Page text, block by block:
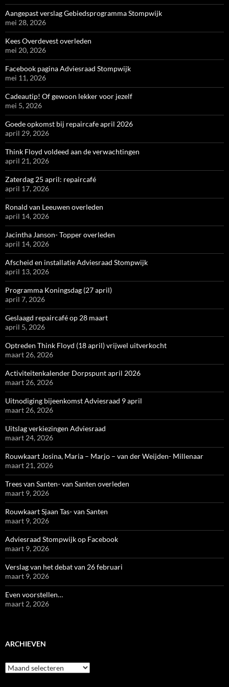
Aangepast verslag Gebiedsprogramma Stompwijk
mei 28, 2026
Kees Overdevest overleden
mei 20, 2026
Facebook pagina Adviesraad Stompwijk
mei 11, 2026
Cadeautip! Of gewoon lekker voor jezelf
mei 5, 2026
Goede opkomst bij repaircafe april 2026
april 29, 2026
Think Floyd voldeed aan de verwachtingen
april 21, 2026
Zaterdag 25 april: repaircafé
april 17, 2026
Ronald van Leeuwen overleden
april 14, 2026
Jacintha Janson- Topper overleden
april 14, 2026
Afscheid en installatie Adviesraad Stompwijk
april 13, 2026
Programma Koningsdag (27 april)
april 7, 2026
Geslaagd repaircafé op 28 maart
april 5, 2026
Optreden Think Floyd (18 april) vrijwel uitverkocht
maart 26, 2026
Activiteitenkalender Dorpspunt april 2026
maart 26, 2026
Uitnodiging bijeenkomst Adviesraad 9 april
maart 26, 2026
Uitslag verkiezingen Adviesraad
maart 24, 2026
Rouwkaart Josina, Maria – Marjo – van der Weijden- Millenaar
maart 21, 2026
Trees van Santen- van Santen overleden
maart 9, 2026
Rouwkaart Sjaan Tas- van Santen
maart 9, 2026
Adviesraad Stompwijk op Facebook
maart 9, 2026
Verslag van het debat van 26 februari
maart 9, 2026
Even voorstellen…
maart 2, 2026
ARCHIEVEN
Archieven